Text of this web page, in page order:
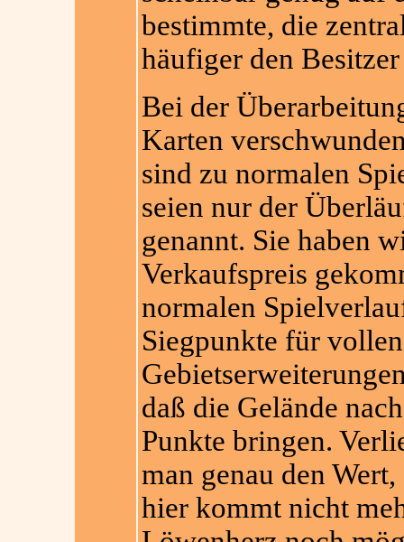
bestimmte, die
häufiger den
Bei der
Karten
sind zu normalen
seien nur der
genannt. Sie haben
Verkaufspreis
normalen
Siegpunkte für
daß die Gelände
Punkte bringen.
man genau den
hier kommt nicht